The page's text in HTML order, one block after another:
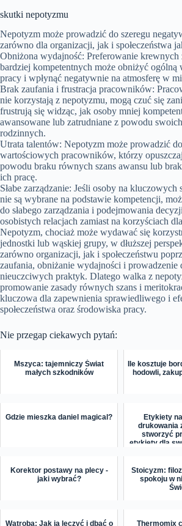
skutki nepotyzmu
Nepotyzm może prowadzić do szeregu
zarówno dla organizacji, jak i społeczeństwa
Obniżona wydajność: Preferowanie krewnych
bardziej kompetentnych może obniżyć ogólną
pracy i wpłynąć negatywnie na atmosferę w
Brak zaufania i frustracja pracowników:
nie korzystają z nepotyzmu, mogą czuć się
frustrują się widząc, jak osoby mniej
awansowane lub zatrudniane z powodu
rodzinnych.
Utrata talentów: Nepotyzm może prowadzić
wartościowych pracowników, którzy
powodu braku równych szans awansu lub
ich pracę.
Słabe zarządzanie: Jeśli osoby na kluczowych
nie są wybrane na podstawie kompetencji,
do słabego zarządzania i podejmowania
osobistych relacjach zamiast na korzyściach
Nepotyzm, chociaż może wydawać się
jednostki lub wąskiej grupy, w dłuższej
zarówno organizacji, jak i społeczeństwu
zaufania, obniżanie wydajności i prowadzenie
nieuczciwych praktyk. Dlatego walka z
promowanie zasady równych szans i
kluczowa dla zapewnienia sprawiedliwego i
społeczeństwa oraz środowiska pracy.
Nie przegap ciekawych pytań:
Mszyca: tajemniczy Świat
małych szkodników
Ile kosztuje
hodowli,
Gdzie mieszka daniel magical?
Etykiety
drukowania
stworzyć
etykiety dla
Korektor postawy na plecy -
jaki wybrać?
Stoicyzm:
spokoju w
Wątroba: Jak ją leczyć i dbać o
Thermomix